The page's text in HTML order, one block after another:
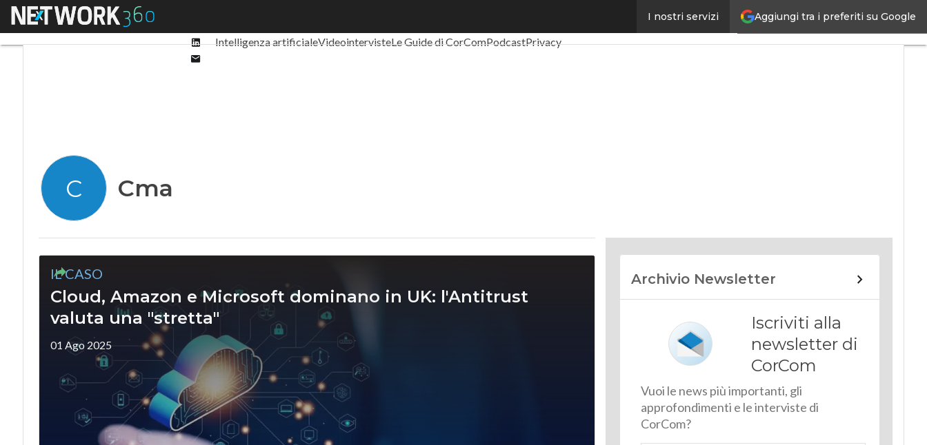
Aggiungi tra i preferiti su Google
I nostri servizi
Menu
Linkedin
Intelligenza artificialeVideointervisteLe Guide di CorComPodcastPrivacy
C Cma
IL CASO
Cloud, Amazon e Microsoft dominano in UK: l'Antitrust
valuta una "stretta"
01 Ago 2025
Archivio Newsletter
Iscriviti alla
newsletter di
CorCom
Vuoi le news più importanti, gli
approfondimenti e le interviste di
CorCom?